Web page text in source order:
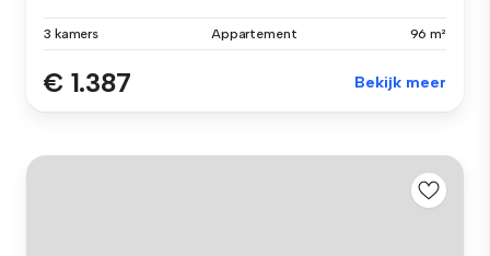
3 kamers Appartement 96 m²
€ 1.387 Bekijk meer